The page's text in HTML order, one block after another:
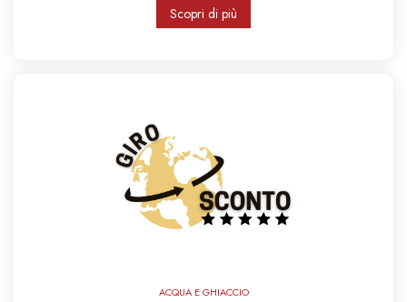
Scopri di più
ACQUA E GHIACCIO